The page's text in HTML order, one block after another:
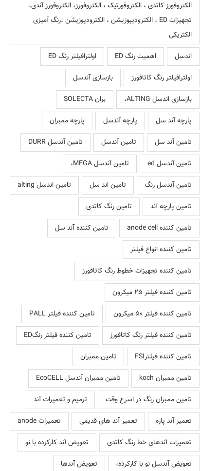
الکتروفورز کاتدی ، الکتروفورتیک ، الکتروفورز، الکتروفورز آندی،
تجهیزات ED ، الکترودیپوزیشن ، الکترودپوزیشن ،رنگ آمیزی
الکتریکی
اندسل
اهمیت رنگ ED
اولترافیلتر رنگ ED
اولترافیلتر رنگ کاتافورز
بازسازی آندسل
بازسازی اندسل ALTING،
بران SOLECTA
پارچه آند سل
پارچه آندسل
پارچه ممبران
تامین آند سل
تامین آندسل
تامین آندسل DURR
تامین آندسل ed
تامین آندسل MEGA،
تامین آندسل رنگ
تامین اند سل
تامین اندسل alting
تامین پارچه آند
تامین رنگ کاتدی
تامین کننده anode cell
تامین کننده آند سل
تامین کننده انواع فیلتر
تامین کننده تجهیزات خطوط رنگ کاتافورز
تامین کننده فیلتر 25 میکرون
تامین کننده فیلتر 50 میکرون
تامین کننده فیلتر PALL
تامین کننده فیلتر رنگ کاتافورز
تامین کننده فیلتر رنگED
تامین کننده فیلترFSI
تامین ممبران
تامین ممبران koch
تامین ممبران آندسل EcoCELL
تامین ممبران رنگ در اسرع وقت
ترمیم و تعمیرات آند
تعمیر آند پاره
تعمیر آند های قدیمی
تعمیرات anode
تعمیرات آندهای خط رنگ کاتدی
تعویض آند کارکرده با نو
تعویض آندسل نو با کارکرده،
تعویض آندها